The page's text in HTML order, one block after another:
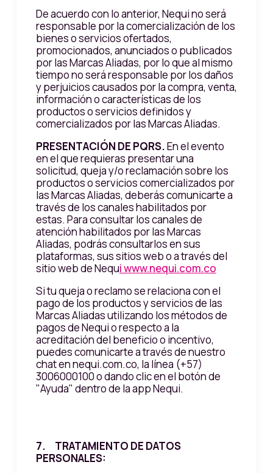
De acuerdo con lo anterior, Nequi no será
responsable por la comercialización de los
bienes o servicios ofertados,
promocionados, anunciados o publicados
por las Marcas Aliadas, por lo que al mismo
tiempo no será responsable por los daños
y perjuicios causados por la compra, venta,
información o características de los
productos o servicios definidos y
comercializados por las Marcas Aliadas.
PRESENTACIÓN DE PQRS.En el evento
en el que requieras presentar una
solicitud, queja y/o reclamación sobre los
productos o servicios comercializados por
las Marcas Aliadas, deberás comunicarte a
través de los canales habilitados por
estas. Para consultar los canales de
atención habilitados por las Marcas
Aliadas, podrás consultarlos en sus
plataformas, sus sitios web o a través del
sitio web de Nequi www.nequi.com.co
Si tu queja o reclamo se relaciona con el
pago de los productos y servicios de las
Marcas Aliadas utilizando los métodos de
pagos de Nequi o respecto a la
acreditación del beneficio o incentivo,
puedes comunicarte a través de nuestro
chat en nequi.com.co, la línea (+57)
3006000100 o dando clic en el botón de
"Ayuda" dentro de la app Nequi.
7. TRATAMIENTO DE DATOS
PERSONALES: